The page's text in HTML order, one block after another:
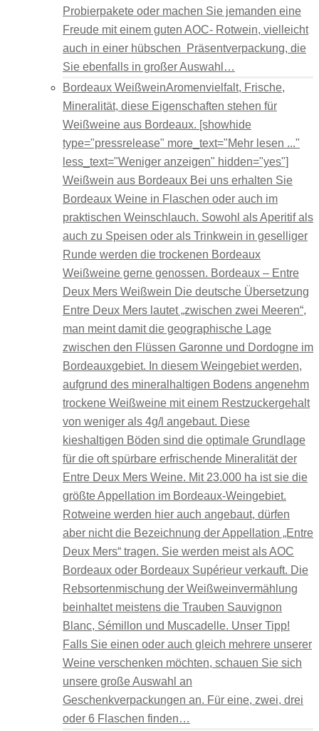
Probierpakete oder machen Sie jemanden eine
Freude mit einem guten AOC- Rotwein, vielleicht
auch in einer hübschen Präsentverpackung, die
Sie ebenfalls in großer Auswahl…
Bordeaux WeißweinAromenvielfalt, Frische,
Mineralität, diese Eigenschaften stehen für
Weißweine aus Bordeaux. [showhide
type="pressrelease" more_text="Mehr lesen ..."
less_text="Weniger anzeigen" hidden="yes"]
Weißwein aus Bordeaux Bei uns erhalten Sie
Bordeaux Weine in Flaschen oder auch im
praktischen Weinschlauch. Sowohl als Aperitif als
auch zu Speisen oder als Trinkwein in geselliger
Runde werden die trockenen Bordeaux
Weißweine gerne genossen. Bordeaux – Entre
Deux Mers Weißwein Die deutsche Übersetzung
Entre Deux Mers lautet „zwischen zwei Meeren“,
man meint damit die geographische Lage
zwischen den Flüssen Garonne und Dordogne im
Bordeauxgebiet. In diesem Weingebiet werden,
aufgrund des mineralhaltigen Bodens angenehm
trockene Weißweine mit einem Restzuckergehalt
von weniger als 4g/l angebaut. Diese
kieshaltigen Böden sind die optimale Grundlage
für die oft spürbare erfrischende Mineralität der
Entre Deux Mers Weine. Mit 23.000 ha ist sie die
größte Appellation im Bordeaux-Weingebiet.
Rotweine werden hier auch angebaut, dürfen
aber nicht die Bezeichnung der Appellation „Entre
Deux Mers“ tragen. Sie werden meist als AOC
Bordeaux oder Bordeaux Supérieur verkauft. Die
Rebsortenmischung der Weißweinvermählung
beinhaltet meistens die Trauben Sauvignon
Blanc, Sémillon und Muscadelle. Unser Tipp!
Falls Sie einen oder auch gleich mehrere unserer
Weine verschenken möchten, schauen Sie sich
unsere große Auswahl an
Geschenkverpackungen an. Für eine, zwei, drei
oder 6 Flaschen finden…